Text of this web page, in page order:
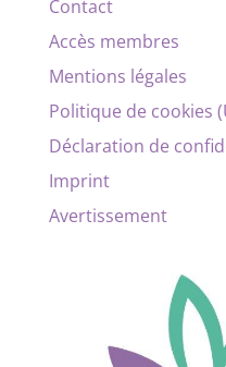
Contact
Accès membres
Mentions légales
Politique de cookies
Déclaration de
Imprint
Avertissement